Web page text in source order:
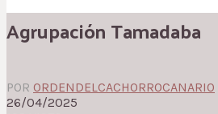
Agrupación Tamadaba
POR ORDENDELCACHORROCANARIO
26/04/2025